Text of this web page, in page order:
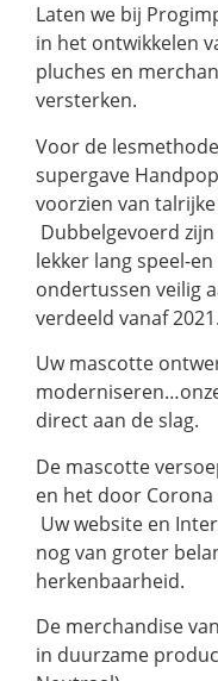
Laten we bij
in het ontwikkelen
pluches en
versterken.
Voor de
supergave
voorzien van
Dubbelgevoerd
lekker lang speel-
ondertussen veilig
verdeeld vanaf 2021.
Uw mascotte
direct aan de slag.
De mascotte
en het door
Uw website en
nog van groter
herkenbaarheid.
De merchandise
in duurzame